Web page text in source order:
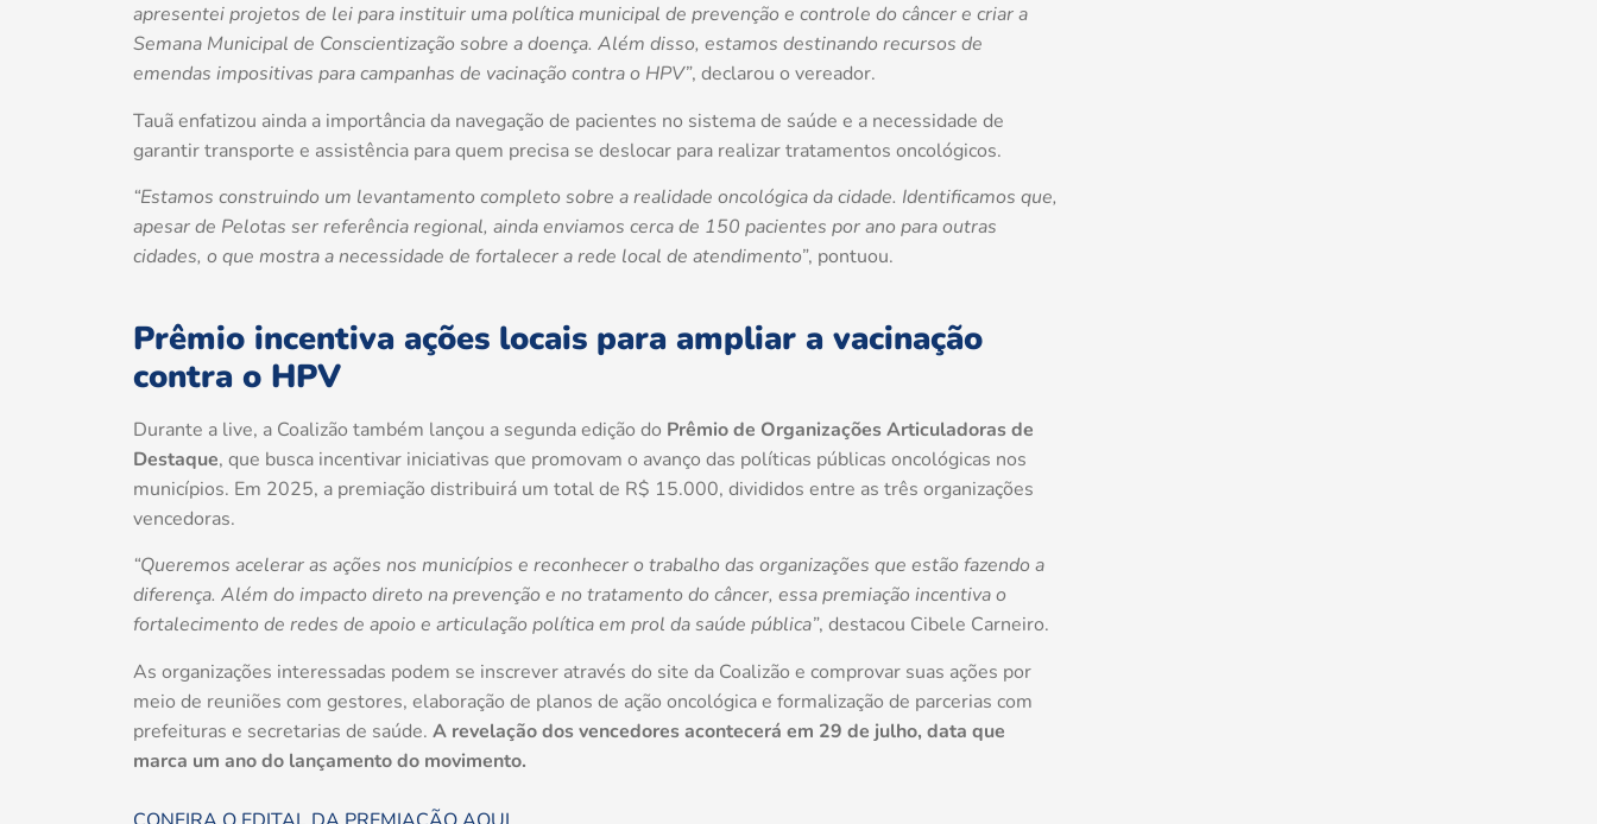
apresentei projetos de lei para instituir uma política municipal de prevenção e controle do câncer e criar a
Semana Municipal de Conscientização sobre a doença. Além disso, estamos destinando recursos de
emendas impositivas para campanhas de vacinação contra o HPV”, declarou o vereador.
Tauã enfatizou ainda a importância da navegação de pacientes no sistema de saúde e a necessidade de
garantir transporte e assistência para quem precisa se deslocar para realizar tratamentos oncológicos.
“Estamos construindo um levantamento completo sobre a realidade oncológica da cidade. Identificamos que,
apesar de Pelotas ser referência regional, ainda enviamos cerca de 150 pacientes por ano para outras
cidades, o que mostra a necessidade de fortalecer a rede local de atendimento”, pontuou.
Prêmio incentiva ações locais para ampliar a vacinação
contra o HPV
Durante a live, a Coalizão também lançou a segunda edição do Prêmio de Organizações Articuladoras de
Destaque, que busca incentivar iniciativas que promovam o avanço das políticas públicas oncológicas nos
municípios. Em 2025, a premiação distribuirá um total de R$ 15.000, divididos entre as três organizações
vencedoras.
“Queremos acelerar as ações nos municípios e reconhecer o trabalho das organizações que estão fazendo a
diferença. Além do impacto direto na prevenção e no tratamento do câncer, essa premiação incentiva o
fortalecimento de redes de apoio e articulação política em prol da saúde pública”, destacou Cibele Carneiro.
As organizações interessadas podem se inscrever através do site da Coalizão e comprovar suas ações por
meio de reuniões com gestores, elaboração de planos de ação oncológica e formalização de parcerias com
prefeituras e secretarias de saúde. A revelação dos vencedores acontecerá em 29 de julho, data que
marca um ano do lançamento do movimento.